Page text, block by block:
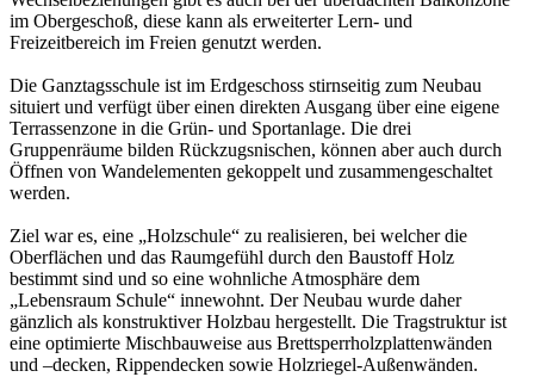
im Obergeschoß, diese kann als erweiterter Lern- und
Freizeitbereich im Freien genutzt werden.
Die Ganztagsschule ist im Erdgeschoss stirnseitig zum Neubau
situiert und verfügt über einen direkten Ausgang über eine eigene
Terrassenzone in die Grün- und Sportanlage. Die drei
Gruppenräume bilden Rückzugsnischen, können aber auch durch
Öffnen von Wandelementen gekoppelt und zusammengeschaltet
werden.
Ziel war es, eine „Holzschule“ zu realisieren, bei welcher die
Oberflächen und das Raumgefühl durch den Baustoff Holz
bestimmt sind und so eine wohnliche Atmosphäre dem
„Lebensraum Schule“ innewohnt. Der Neubau wurde daher
gänzlich als konstruktiver Holzbau hergestellt. Die Tragstruktur ist
eine optimierte Mischbauweise aus Brettsperrholzplattenwänden
und –decken, Rippendecken sowie Holzriegel-Außenwänden.